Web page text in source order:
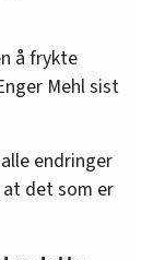
å frykte
Mehl sist
endringer
at det som er